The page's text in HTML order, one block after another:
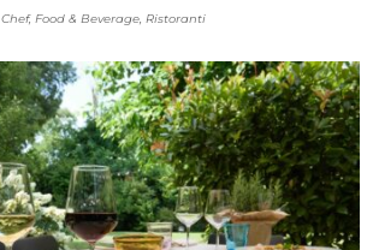
Chef, Food & Beverage, Ristoranti